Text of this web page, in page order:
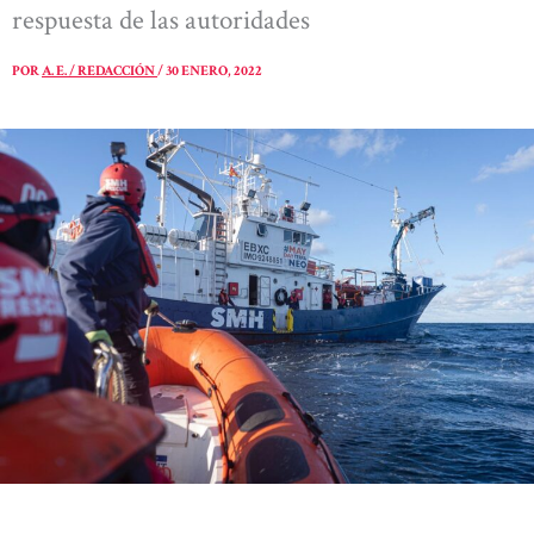
respuesta de las autoridades
PORA. E. / REDACCIÓN/30 ENERO, 2022